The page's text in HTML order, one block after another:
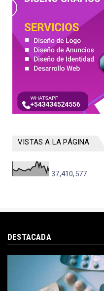
VISTAS A LA PÁGINA
37,410,577
DESTACADA